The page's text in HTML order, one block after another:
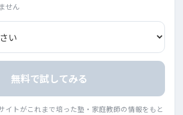
せん
無料で試してみる
トがこれまで培った塾・家庭教師の情報をもと